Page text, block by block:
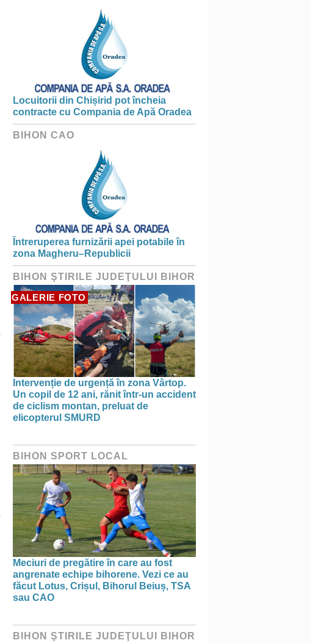
Locuitorii din Chișirid pot încheia
contracte cu Compania de Apă Oradea
BIHON CAO
Întreruperea furnizării apei potabile în
zona Magheru–Republicii
BIHON ŞTIRILE JUDEŢULUI BIHOR
GALERIE FOTO
Intervenție de urgență în zona Vârtop.
Un copil de 12 ani, rănit într-un accident
de ciclism montan, preluat de
elicopterul SMURD
BIHON SPORT LOCAL
Meciuri de pregătire în care au fost
angrenate echipe bihorene. Vezi ce au
făcut Lotus, Crișul, Bihorul Beiuș, TSA
sau CAO
BIHON ŞTIRILE JUDEŢULUI BIHOR